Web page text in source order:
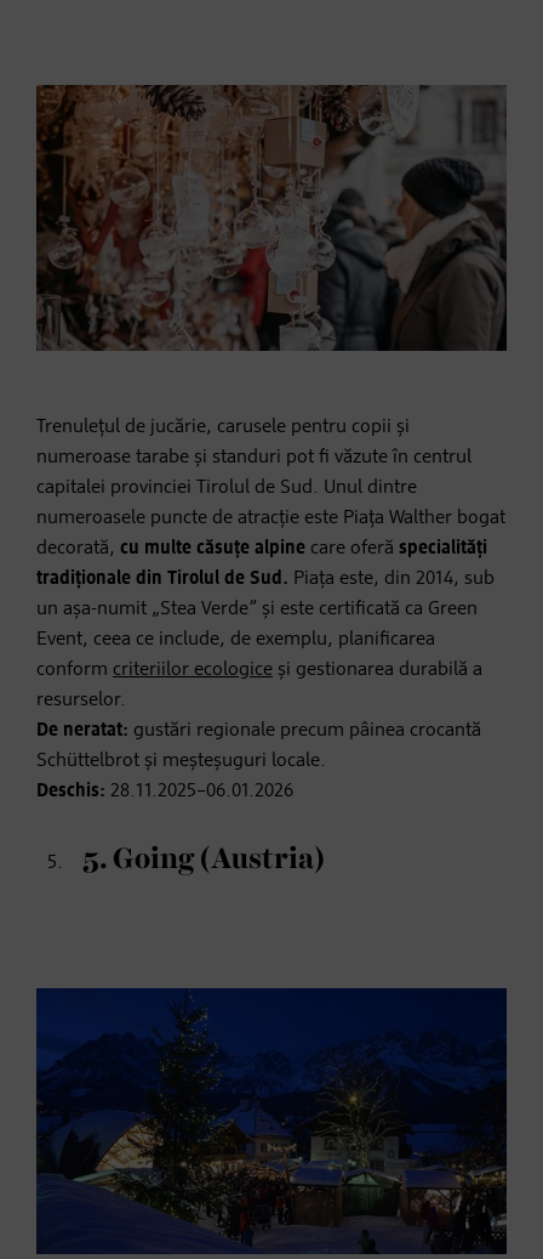
Trenulețul de jucărie, carusele pentru copii și
numeroase tarabe și standuri pot fi văzute în centrul
capitalei provinciei Tirolul de Sud. Unul dintre
numeroasele puncte de atracție este Piața Walther bogat
decorată, cu multe căsuțe alpine care oferă specialități
tradiționale din Tirolul de Sud. Piața este, din 2014, sub
un așa-numit „Stea Verde” și este certificată ca Green
Event, ceea ce include, de exemplu, planificarea
conform criteriilor ecologice și gestionarea durabilă a
resurselor.
De neratat: gustări regionale precum pâinea crocantă
Schüttelbrot și meșteșuguri locale.
Deschis: 28.11.2025–06.01.2026
5. Going (Austria)